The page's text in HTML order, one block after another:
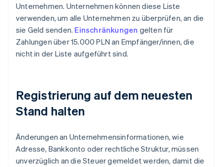
Unternehmen. Unternehmen können diese Liste
verwenden, um alle Unternehmen zu überprüfen, an die
sie Geld senden. Einschränkungen gelten für
Zahlungen über 15.000 PLN an Empfänger/innen, die
nicht in der Liste aufgeführt sind.
Registrierung auf dem neuesten
Stand halten
Änderungen an Unternehmensinformationen, wie
Adresse, Bankkonto oder rechtliche Struktur, müssen
unverzüglich an die Steuer gemeldet werden, damit die